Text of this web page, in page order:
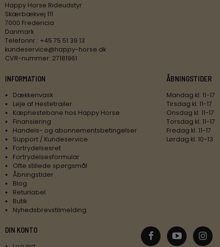
Happy Horse Rideudstyr
Skærbækvej 111
7000 Fredericia
Danmark
Telefonnr.: +45 75 51 39 13
kundeservice@happy-horse.dk
CVR-nummer: 27181961
INFORMATION
Dækkenvask
Leje af Hestetrailer
Kæphestebane hos Happy Horse
Finansiering
Handels- og abonnementsbetingelser
Support / Kundeservice
Fortrydelsesret
Fortrydelsesformular
Ofte stillede spørgsmål
Åbningstider
Blog
Returlabel
Butik
Nyhedsbrevstilmelding
ÅBNINGSTIDER
Mandag kl. 11-17
Tirsdag kl. 11-17
Onsdag kl. 11-17
Torsdag kl. 11-17
Fredag kl. 11-17
Lørdag kl. 10-13
DIN KONTO